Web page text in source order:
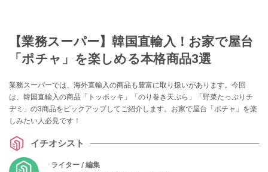
【業務スーパー】韓国直輸入！お家で屋台
「ポチャ」を楽しめる本格商品3選
業務スーパーでは、海外直輸入の商品も豊富に取り扱いがあります。今回
は、韓国直輸入の商品「トッポッキ」「のり巻き天ぷら」「野菜たっぷりチ
ヂミ」の3商品をピックアップしてご紹介します。お家で屋台「ポチャ」を楽
しみたい人必見です！
イチオシスト
ライター / 編集